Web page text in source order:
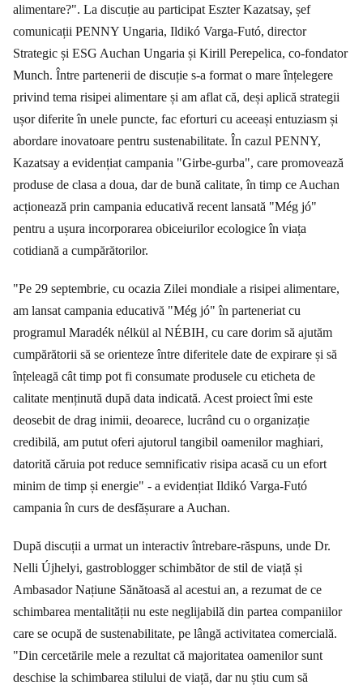
alimentare?". La discuție au participat Eszter Kazatsay, șef
comunicații PENNY Ungaria, Ildikó Varga-Futó, director
Strategic și ESG Auchan Ungaria și Kirill Perepelica, co-fondator
Munch. Între partenerii de discuție s-a format o mare înțelegere
privind tema risipei alimentare și am aflat că, deși aplică strategii
ușor diferite în unele puncte, fac eforturi cu aceeași entuziasm și
abordare inovatoare pentru sustenabilitate. În cazul PENNY,
Kazatsay a evidențiat campania "Girbe-gurba", care promovează
produse de clasa a doua, dar de bună calitate, în timp ce Auchan
acționează prin campania educativă recent lansată "Még jó"
pentru a ușura incorporarea obiceiurilor ecologice în viața
cotidiană a cumpărătorilor.
"Pe 29 septembrie, cu ocazia Zilei mondiale a risipei alimentare,
am lansat campania educativă "Még jó" în parteneriat cu
programul Maradék nélkül al NÉBIH, cu care dorim să ajutăm
cumpărătorii să se orienteze între diferitele date de expirare și să
înțeleagă cât timp pot fi consumate produsele cu eticheta de
calitate menținută după data indicată. Acest proiect îmi este
deosebit de drag inimii, deoarece, lucrând cu o organizație
credibilă, am putut oferi ajutorul tangibil oamenilor maghiari,
datorită căruia pot reduce semnificativ risipa acasă cu un efort
minim de timp și energie" - a evidențiat Ildikó Varga-Futó
campania în curs de desfășurare a Auchan.
După discuții a urmat un interactiv întrebare-răspuns, unde Dr.
Nelli Újhelyi, gastroblogger schimbător de stil de viață și
Ambasador Națiune Sănătoasă al acestui an, a rezumat de ce
schimbarea mentalității nu este neglijabilă din partea companiilor
care se ocupă de sustenabilitate, pe lângă activitatea comercială.
"Din cercetările mele a rezultat că majoritatea oamenilor sunt
deschise la schimbarea stilului de viață, dar nu știu cum să